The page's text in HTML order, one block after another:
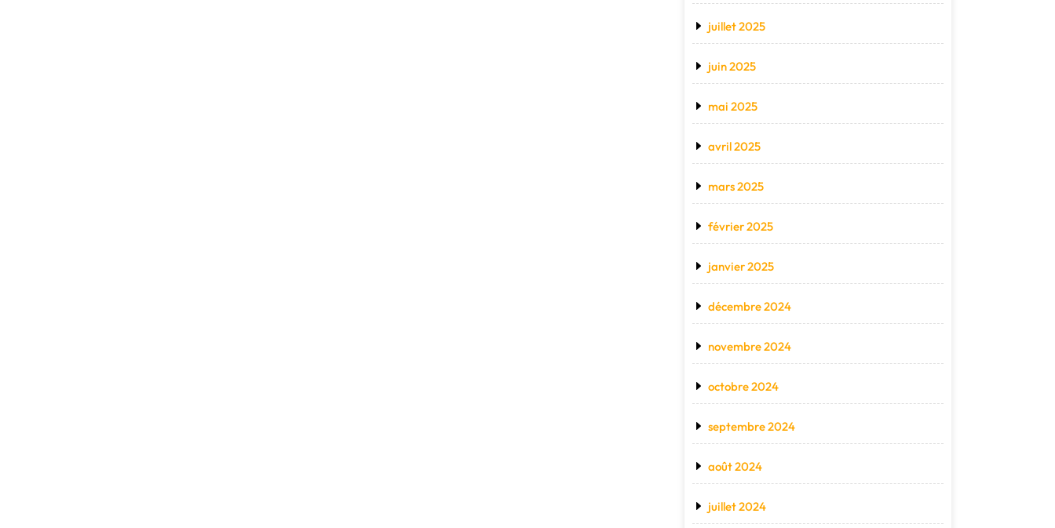
juillet 2025
juin 2025
mai 2025
avril 2025
mars 2025
février 2025
janvier 2025
décembre 2024
novembre 2024
octobre 2024
septembre 2024
août 2024
juillet 2024